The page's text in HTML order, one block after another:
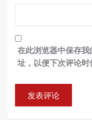
在此浏览器中保存
址，以便下次评论时